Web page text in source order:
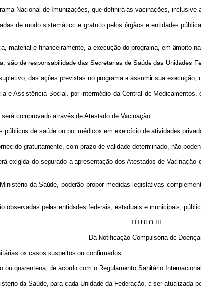
Nacional de Imunizações, que definirá as vacinações, inclusive
de modo sistemático e gratuito pelos órgãos e entidades
material e financeiramente, a execução do programa, em âmbito
são de responsabilidade das Secretarias de Saúde das Unidades
das ações previstas no programa e assumir sua
e Assistência Social, por intermédio da Central de
comprovado através de Atestado de Vacinação.
públicos de saúde ou por médicos em exercício de atividades
gratuitamente, com prazo de validade determinado, não
exigida do segurado a apresentação dos Atestados de
da Saúde, poderão propor medidas legislativas
observadas pelas entidades federais, estaduais e municipais,
TÍTULO III
Da Notificação Compulsória de
os casos suspeitos ou confirmados:
ou quarentena, de acordo com o Regulamento Sanitário
da Saúde, para cada Unidade da Federação, a ser atualizada